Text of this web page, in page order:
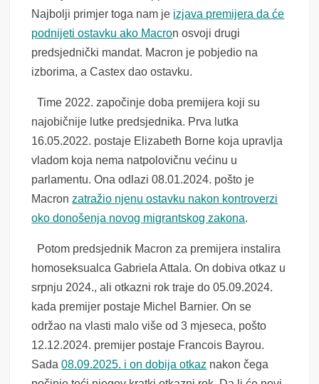
Najbolji primjer toga nam je izjava premijera da će
podnijeti ostavku ako Macron osvoji drugi
predsjednički mandat. Macron je pobjedio na
izborima, a Castex dao ostavku.
Time 2022. započinje doba premijera koji su
najobičnije lutke predsjednika. Prva lutka
16.05.2022. postaje Elizabeth Borne koja upravlja
vladom koja nema natpolovičnu većinu u
parlamentu. Ona odlazi 08.01.2024. pošto je
Macronzatražio njenu ostavku nakon kontroverzi
oko donošenja novog migrantskog zakona.
Potom predsjednik Macron za premijera instalira
homoseksualca Gabriela Attala. On dobiva otkaz u
srpnju 2024., ali otkazni rok traje do 05.09.2024.
kada premijer postaje Michel Barnier. On se
održao na vlasti malo više od 3 mjeseca, pošto
12.12.2024. premijer postaje Francois Bayrou.
Sada08.09.2025. i on dobija otkaz nakon čega